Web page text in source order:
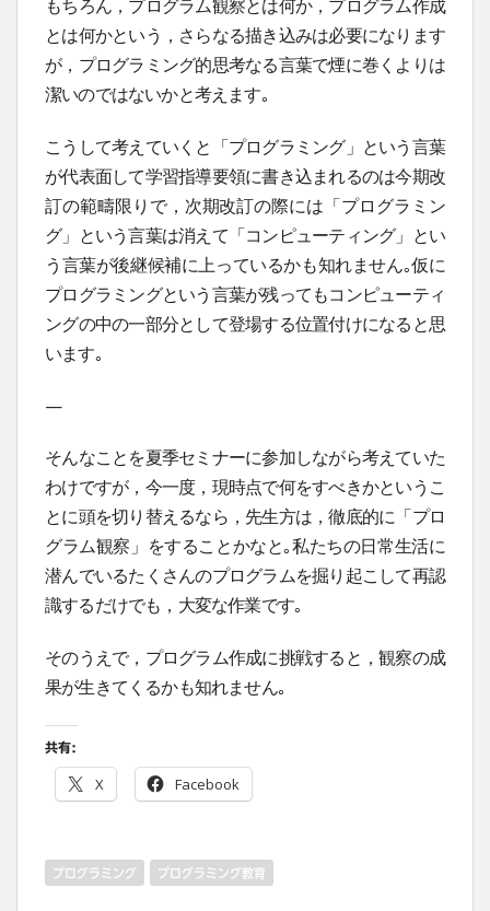
もちろん，プログラム観察とは何か，プログラム作成
とは何かという，さらなる描き込みは必要になります
が，プログラミング的思考なる言葉で煙に巻くよりは
潔いのではないかと考えます｡
こうして考えていくと「プログラミング」という言葉
が代表面して学習指導要領に書き込まれるのは今期改
訂の範疇限りで，次期改訂の際には「プログラミン
グ」という言葉は消えて「コンピューティング」とい
う言葉が後継候補に上っているかも知れません｡仮に
プログラミングという言葉が残ってもコンピューティ
ングの中の一部分として登場する位置付けになると思
います｡
—
そんなことを夏季セミナーに参加しながら考えていた
わけですが，今一度，現時点で何をすべきかというこ
とに頭を切り替えるなら，先生方は，徹底的に「プロ
グラム観察」をすることかなと｡私たちの日常生活に
潜んでいるたくさんのプログラムを掘り起こして再認
識するだけでも，大変な作業です｡
そのうえで，プログラム作成に挑戦すると，観察の成
果が生きてくるかも知れません｡
共有:
X Facebook
プログラミング プログラミング教育